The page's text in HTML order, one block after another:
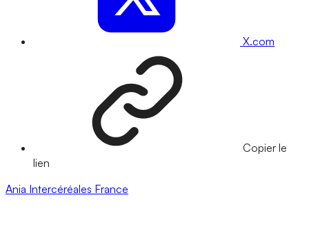
X.com
Copier le
lien
Ania Intercéréales France